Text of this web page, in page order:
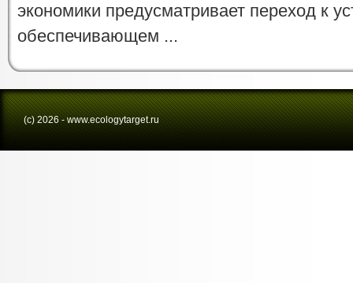
экономики предусматривает переход к
обеспечивающем ...
(с) 2026 - www.ecologytarget.ru